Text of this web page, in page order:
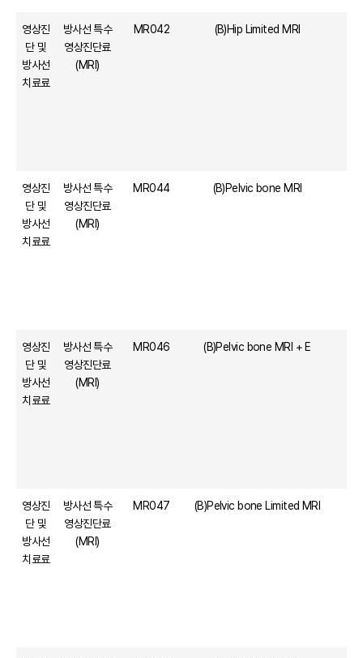
영상진
단 및
방사선
치료료
방사선 특수
영상진단료
(MRI)
MR042 (B)Hip Limited MRI
영상진
단 및
방사선
치료료
방사선 특수
영상진단료
(MRI)
MR044 (B)Pelvic bone MRI
영상진
단 및
방사선
치료료
방사선 특수
영상진단료
(MRI)
MR046 (B)Pelvic bone MRI + E
영상진
단 및
방사선
치료료
방사선 특수
영상진단료
(MRI)
MR047 (B)Pelvic bone Limited MRI